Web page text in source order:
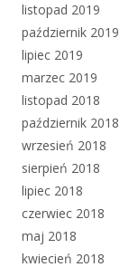
listopad 2019
październik 2019
lipiec 2019
marzec 2019
listopad 2018
październik 2018
wrzesień 2018
sierpień 2018
lipiec 2018
czerwiec 2018
maj 2018
kwiecień 2018